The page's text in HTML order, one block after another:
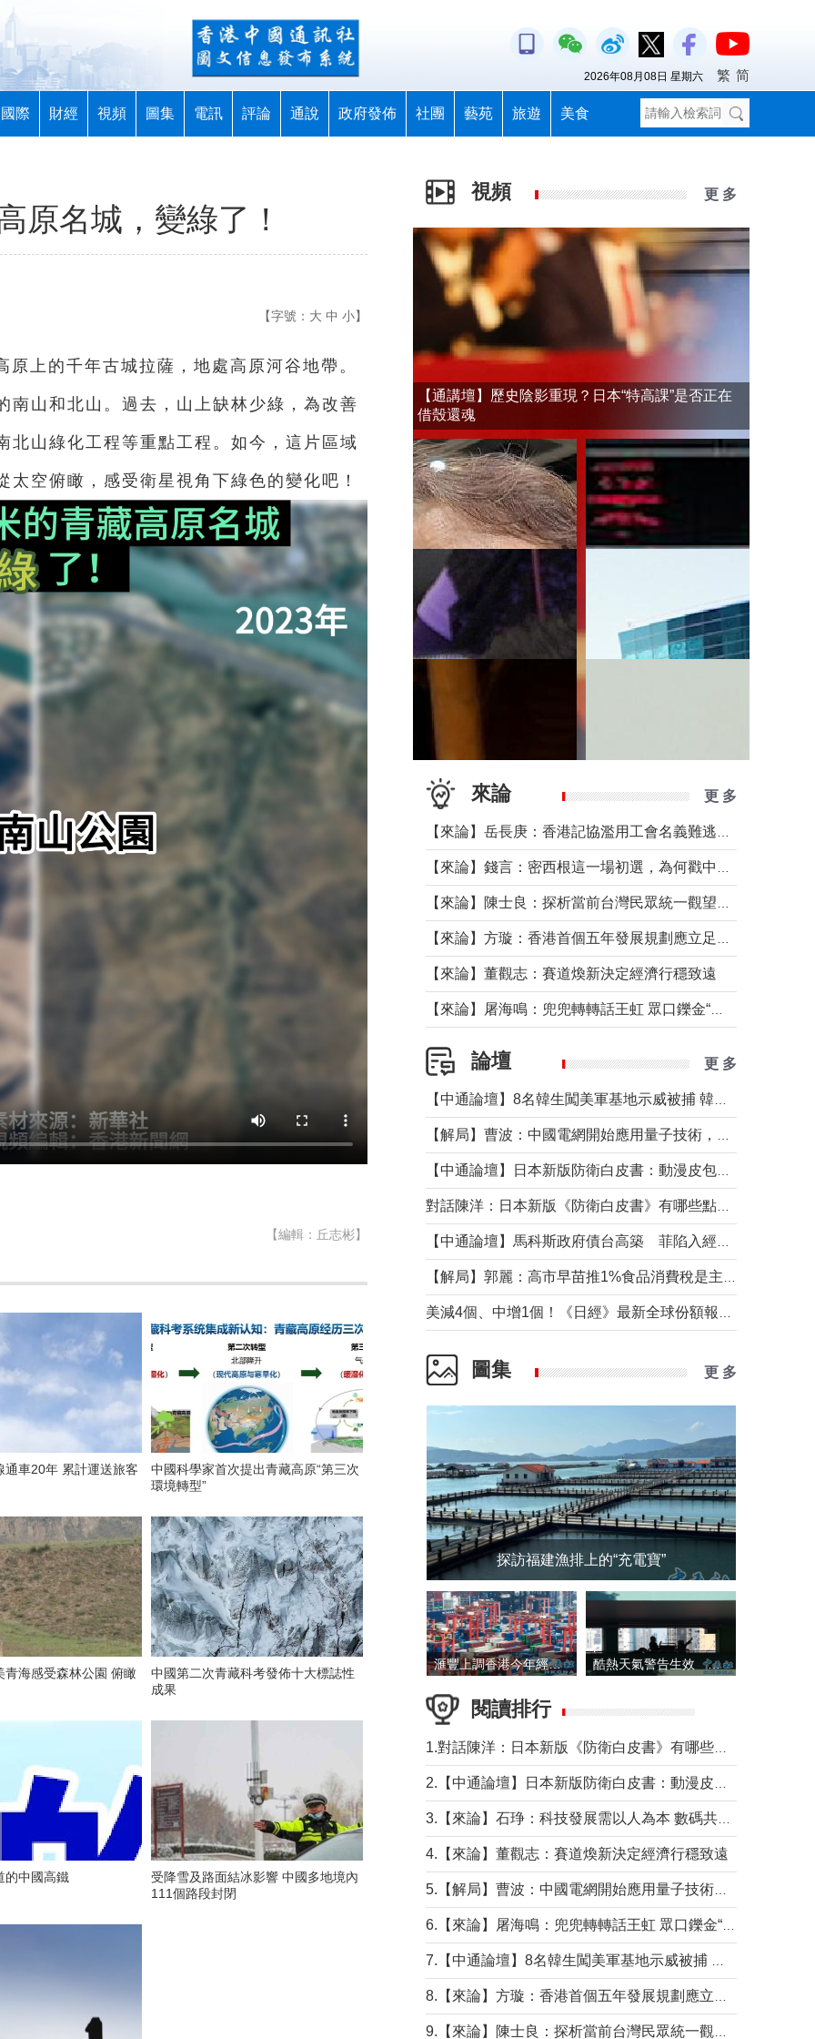
國際 財經 視頻 圖集 電訊 評論 通說 政府發佈 社團 藝苑 旅遊 美食
2026年08月08日 星期六 繁 简
原名城，變綠了！
【字號： 大 中 小】
上的千年古城拉薩，地處高原河谷地帶。
南山和北山。過去，山上缺林少綠，為改善
北山綠化工程等重點工程。如今，這片區域
空俯瞰，感受衛星視角下綠色的變化吧！
【編輯：丘志彬】
通車20年 累計運送旅客
中國科學家首次提出青藏高原“第三次
環境轉型”
海感受森林公園 俯瞰
中國第二次青藏科考發佈十大標誌性
成果
的中國高鐵
受降雪及路面結冰影響 中國多地境內
111個路段封閉
視頻 更 多
【通講壇】歷史陰影重現？日本“特高課”是否正在
借殼還魂
來論 更 多
【來論】董觀志：賽道煥新決定經濟行穩致遠
論壇 更 多
圖集 更 多
探訪福建漁排上的“充電寶”
滙豐上調香港今年經濟增長預測至4.5% 酷熱天氣警告生效 本港高溫持續至下周
閱讀排行
4.【來論】董觀志：賽道煥新決定經濟行穩致遠